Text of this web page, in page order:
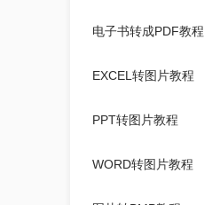
电子书转成PDF教程
EXCEL转图片教程
PPT转图片教程
WORD转图片教程